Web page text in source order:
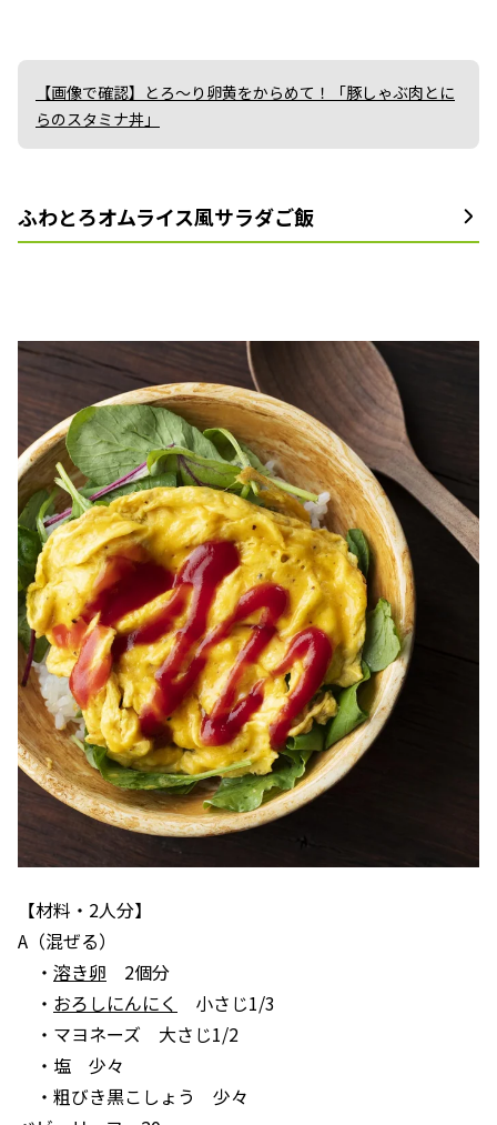
【画像で確認】とろ〜り卵黄をからめて！「豚しゃぶ肉とに
らのスタミナ丼」
ふわとろオムライス風サラダご飯
【材料・2人分】
A（混ぜる）
・ 溶き卵 2個分
・ おろしにんにく
小さじ1/3
・マヨネーズ 大さじ1/2
・塩 少々
・粗びき黒こしょう 少々